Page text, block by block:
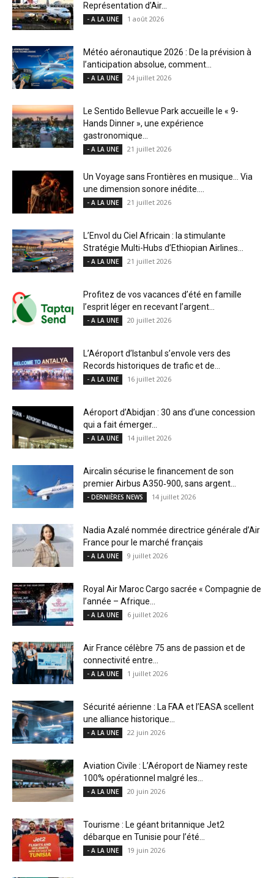
Représentation d’Air...
- A LA UNE 1 août 2026
Météo aéronautique 2026 : De la prévision à
l’anticipation absolue, comment...
- A LA UNE 24 juillet 2026
Le Sentido Bellevue Park accueille le « 9-
Hands Dinner », une expérience
gastronomique...
- A LA UNE 21 juillet 2026
Un Voyage sans Frontières en musique… Via
une dimension sonore inédite....
- A LA UNE 21 juillet 2026
L’Envol du Ciel Africain : la stimulante
Stratégie Multi-Hubs d’Ethiopian Airlines...
- A LA UNE 21 juillet 2026
Profitez de vos vacances d’été en famille
l’esprit léger en recevant l’argent...
- A LA UNE 20 juillet 2026
L’Aéroport d’Istanbul s’envole vers des
Records historiques de trafic et de...
- A LA UNE 16 juillet 2026
Aéroport d’Abidjan : 30 ans d’une concession
qui a fait émerger...
- A LA UNE 14 juillet 2026
Aircalin sécurise le financement de son
premier Airbus A350‑900, sans argent...
- DERNIÈRES NEWS 14 juillet 2026
Nadia Azalé nommée directrice générale d’Air
France pour le marché français
- A LA UNE 9 juillet 2026
Royal Air Maroc Cargo sacrée « Compagnie de
l’année – Afrique...
- A LA UNE 6 juillet 2026
Air France célèbre 75 ans de passion et de
connectivité entre...
- A LA UNE 1 juillet 2026
Sécurité aérienne : La FAA et l’EASA scellent
une alliance historique...
- A LA UNE 22 juin 2026
Aviation Civile : L’Aéroport de Niamey reste
100% opérationnel malgré les...
- A LA UNE 20 juin 2026
Tourisme : Le géant britannique Jet2
débarque en Tunisie pour l’été...
- A LA UNE 19 juin 2026